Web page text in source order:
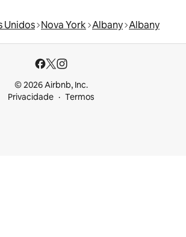
Unidos Nova York Albany Albany
© 2026 Airbnb, Inc.
Privacidade
Termos